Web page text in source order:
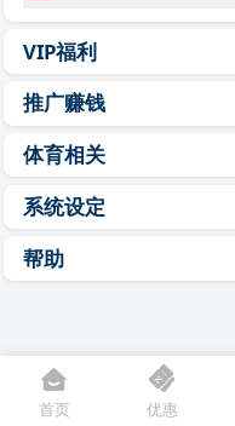
VIP福利
推广赚钱
体育相关
系统设定
帮助
首页 优惠